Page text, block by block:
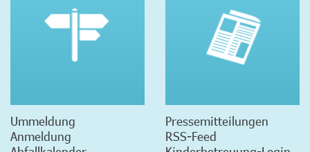
Ummeldung
Anmeldung
Pressemitteilungen
RSS-Feed